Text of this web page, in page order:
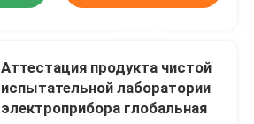
Аттестация продукта чистой
испытательной лаборатории
электроприбора глобальная